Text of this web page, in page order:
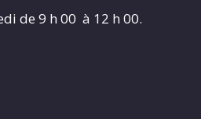
de 9 h 00 à 12 h 00.